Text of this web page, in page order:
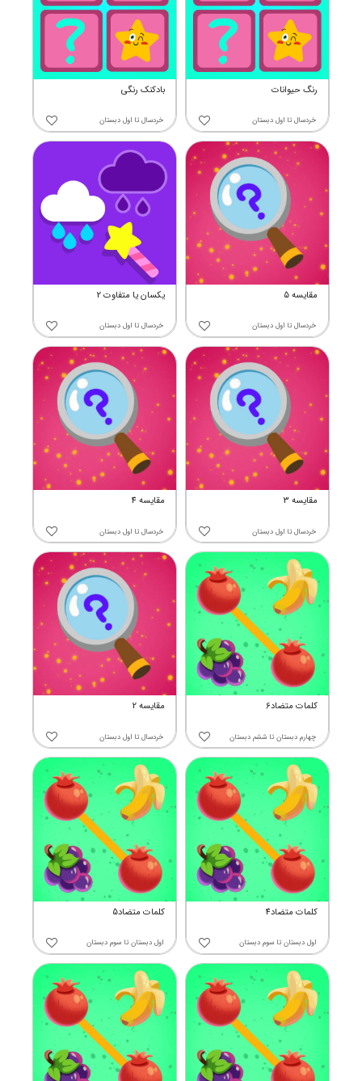
بادکنک رنگی
خردسال تا اول دبستان
رنگ حیوانات
خردسالتا اول دبستان
یکسان یا متفاوت 2
خردسال تا اول دبستان
مقایسه 5
خردسالتا اول دبستان
مقایسه 4
خردسال تا اول دبستان
مقایسه 3
خردسالتا اول دبستان
مقایسه 2
خردسال تا اول دبستان
کلمات متضاد6
چهارم دبستانتا ششم دبستان
کلمات متضاد5
اول دبستان تا سوم دبستان
کلمات متضاد4
اول دبستانتا سوم دبستان